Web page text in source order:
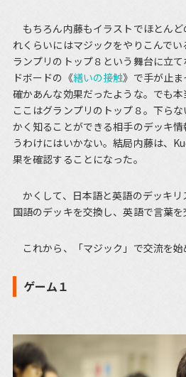
もちろん内藤もイラストでほとん
れくらいにはマジックをやりこんで
ランプリのトップ８という舞台に立
ドボードの《繕いの接触》で手が止
確かあんな効果だったような。でも
ここはグランプリのトップ８。下ら
かく知ることができる相手のデッキ
うわけにはいかない。結局内藤は、
果を確認することになった。
かくして、日本語と英語のデッキ
国語のデッキを交換し、英語で言葉を
これから、「マジック」で交流を始
ゲーム１